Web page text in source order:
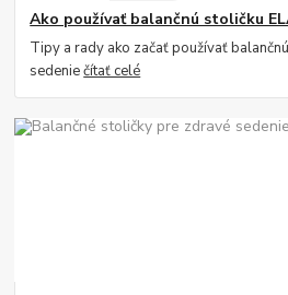
Ako používať balančnú stoličku
Tipy a rady ako začať používať
sedeniečítať celé